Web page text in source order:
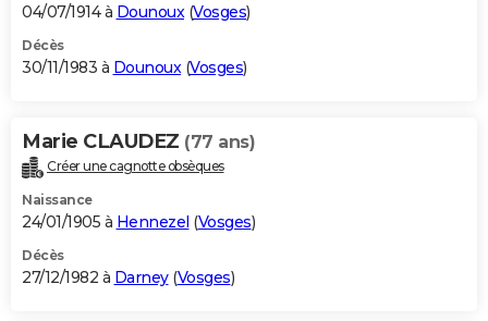
04/07/1914 à Dounoux(Vosges)
Décès
30/11/1983 à Dounoux(Vosges)
Marie CLAUDEZ (77 ans)
Créer une cagnotte obsèques
Naissance
24/01/1905 à Hennezel (Vosges)
Décès
27/12/1982 à Darney(Vosges)